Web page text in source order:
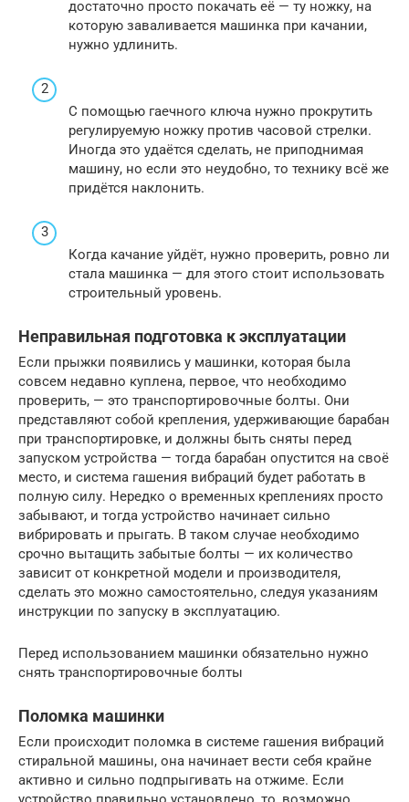
достаточно просто покачать её — ту ножку, на
которую заваливается машинка при качании,
нужно удлинить.
С помощью гаечного ключа нужно прокрутить
регулируемую ножку против часовой стрелки.
Иногда это удаётся сделать, не приподнимая
машину, но если это неудобно, то технику всё же
придётся наклонить.
Когда качание уйдёт, нужно проверить, ровно ли
стала машинка — для этого стоит использовать
строительный уровень.
Неправильная подготовка к эксплуатации
Если прыжки появились у машинки, которая была
совсем недавно куплена, первое, что необходимо
проверить, — это транспортировочные болты. Они
представляют собой крепления, удерживающие барабан
при транспортировке, и должны быть сняты перед
запуском устройства — тогда барабан опустится на своё
место, и система гашения вибраций будет работать в
полную силу. Нередко о временных креплениях просто
забывают, и тогда устройство начинает сильно
вибрировать и прыгать. В таком случае необходимо
срочно вытащить забытые болты — их количество
зависит от конкретной модели и производителя,
сделать это можно самостоятельно, следуя указаниям
инструкции по запуску в эксплуатацию.
Перед использованием машинки обязательно нужно
снять транспортировочные болты
Поломка машинки
Если происходит поломка в системе гашения вибраций
стиральной машины, она начинает вести себя крайне
активно и сильно подпрыгивать на отжиме. Если